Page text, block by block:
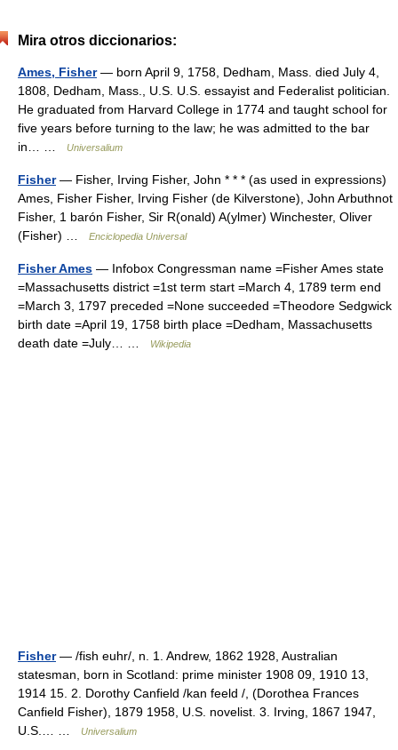
Mira otros diccionarios:
Ames, Fisher— born April 9, 1758, Dedham, Mass. died July 4,
1808, Dedham, Mass., U.S. U.S. essayist and Federalist politician.
He graduated from Harvard College in 1774 and taught school for
five years before turning to the law; he was admitted to the bar
in… …
Universalium
Fisher— Fisher, Irving Fisher, John * * * (as used in expressions)
Ames, Fisher Fisher, Irving Fisher (de Kilverstone), John Arbuthnot
Fisher, 1 barón Fisher, Sir R(onald) A(ylmer) Winchester, Oliver
(Fisher) …
Enciclopedia Universal
Fisher Ames — Infobox Congressman name =Fisher Ames state
=Massachusetts district =1st term start =March 4, 1789 term end
=March 3, 1797 preceded =None succeeded =Theodore Sedgwick
birth date =April 19, 1758 birth place =Dedham, Massachusetts
death date =July… …
Wikipedia
Fisher— /fish euhr/, n. 1. Andrew, 1862 1928, Australian
statesman, born in Scotland: prime minister 1908 09, 1910 13,
1914 15. 2. Dorothy Canfield /kan feeld /, (Dorothea Frances
Canfield Fisher), 1879 1958, U.S. novelist. 3. Irving, 1867 1947,
U.S.… …
Universalium